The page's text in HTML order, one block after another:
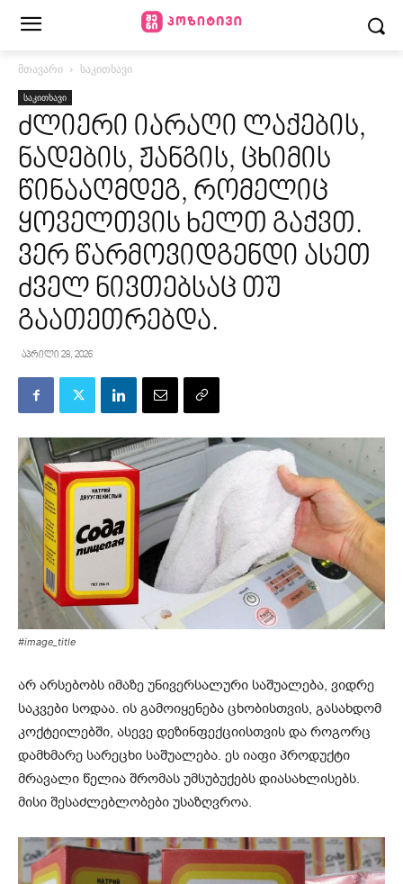
მთავარი საკითხავი
საკითხავი
ძლიერი იარაღი ლაქების,
ნადების, ჟანგის, ცხიმის
წინააღმდეგ, რომელიც
ყოველთვის ხელთ გაქვთ.
ვერ წარმოვიდგენდი ასეთ
ძველ ნივთებსაც თუ
გაათეთრებდა.
აპრილი 28, 2026
#image_title
არ არსებობს იმაზე უნივერსალური საშუალება, ვიდრე
საკვები სოდაა. ის გამოიყენება ცხობისთვის, გასახდომ
კოქტეილებში, ასევე დეზინფექციისთვის და როგორც
დამხმარე სარეცხი საშუალება. ეს იაფი პროდუქტი
მრავალი წელია შრომას უმსუბუქებს დიასახლისებს.
მისი შესაძლებლობები უსაზღვროა.